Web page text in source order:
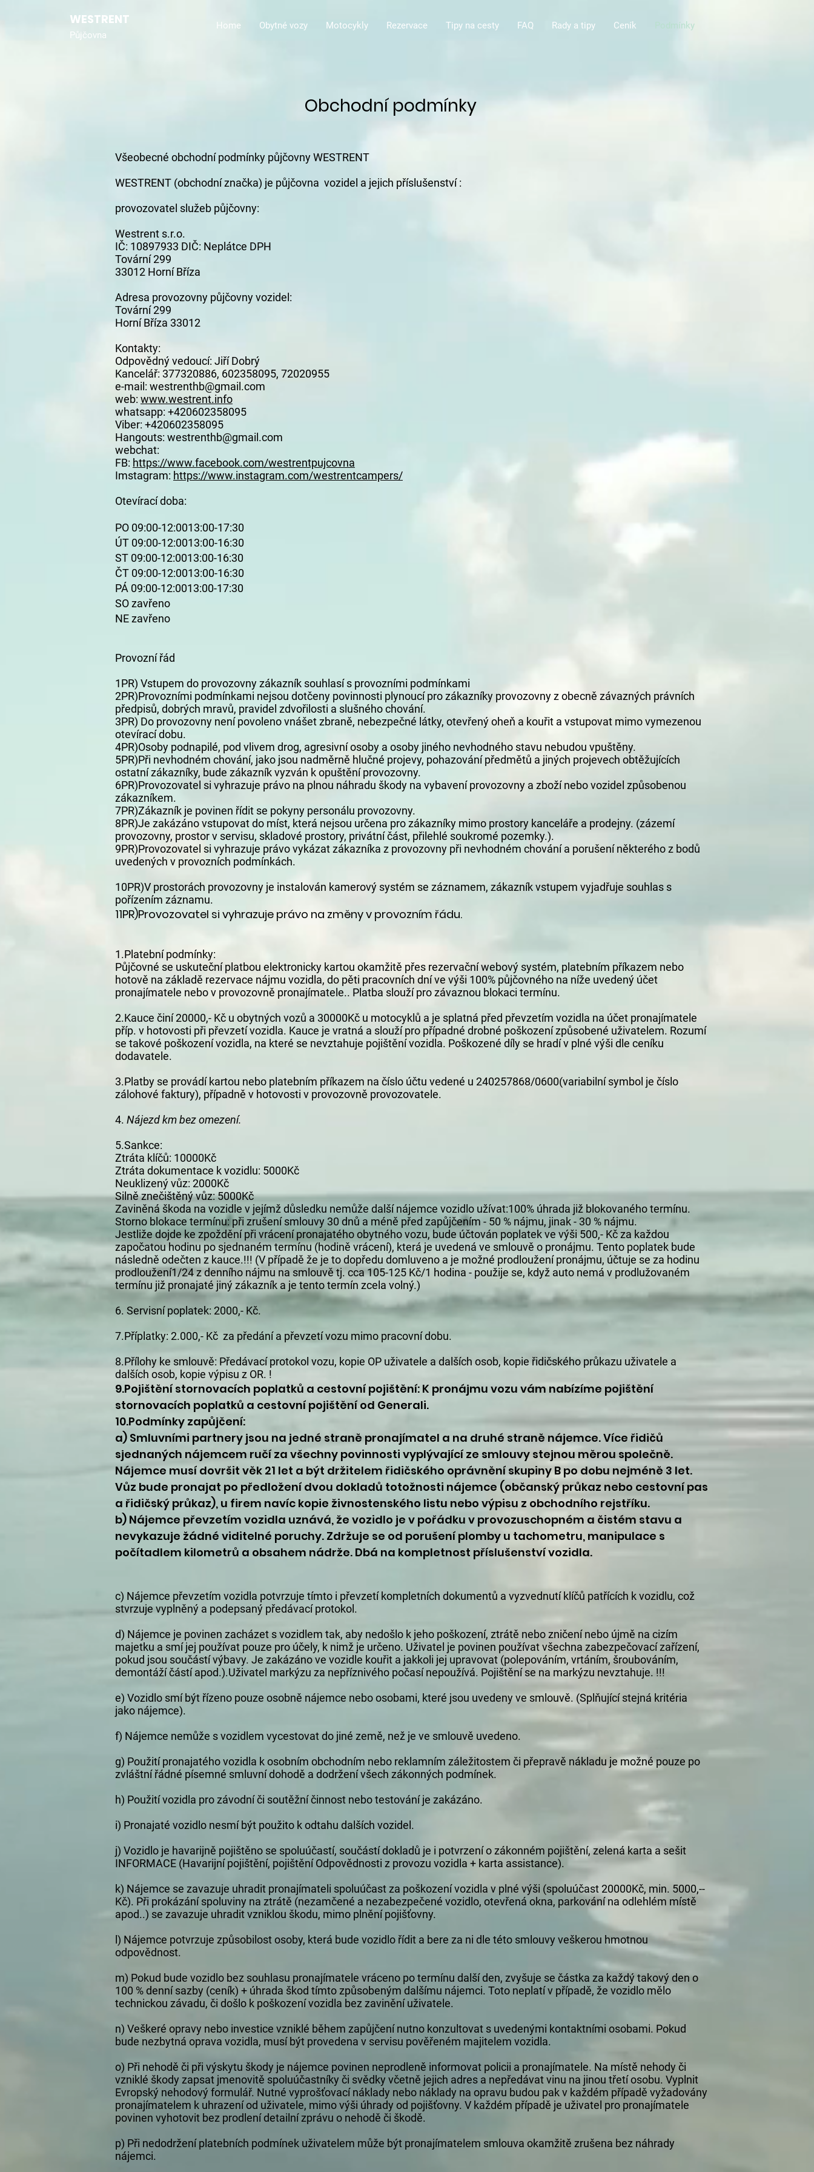
WESTRENT
Půjčovna
Home Obytné vozy Motocykly Rezervace Tipy na cesty FAQ Rady a tipy Ceník Podmínky
Obchodní podmínky
Všeobecné obchodní podmínky půjčovny WESTRENT
WESTRENT (obchodní značka) je půjčovna vozidel a jejich příslušenství :
provozovatel služeb půjčovny:
Westrent s.r.o.
IČ: 10897933 DIČ: Neplátce DPH
Tovární 299
33012 Horní Bříza
Adresa provozovny půjčovny vozidel:
Tovární 299
Horní Bříza 33012
Kontakty:
Odpovědný vedoucí: Jiří Dobrý
Kancelář: 377320886, 602358095, 72020955
e-mail: westrenthb@gmail.com
web: www.westrent.info
whatsapp: +420602358095
Viber: +420602358095
Hangouts: westrenthb@gmail.com
webchat:
FB: https://www.facebook.com/westrentpujcovna
Imstagram: https://www.instagram.com/westrentcampers/
Otevírací doba:
PO 09:00-12:0013:00-17:30
ÚT 09:00-12:0013:00-16:30
ST 09:00-12:0013:00-16:30
ČT 09:00-12:0013:00-16:30
PÁ 09:00-12:0013:00-17:30
SO zavřeno
NE zavřeno
Provozní řád
1PR) Vstupem do provozovny zákazník souhlasí s provozními podmínkami
2PR)Provozními podmínkami nejsou dotčeny povinnosti plynoucí pro zákazníky provozovny z obecně závazných právních
předpisů, dobrých mravů, pravidel zdvořilosti a slušného chování.
3PR) Do provozovny není povoleno vnášet zbraně, nebezpečné látky, otevřený oheň a kouřit a vstupovat mimo vymezenou
otevírací dobu.
4PR)Osoby podnapilé, pod vlivem drog, agresivní osoby a osoby jiného nevhodného stavu nebudou vpuštěny.
5PR)Při nevhodném chování, jako jsou nadměrně hlučné projevy, pohazování předmětů a jiných projevech obtěžujících
ostatní zákazníky, bude zákazník vyzván k opuštění provozovny.
6PR)Provozovatel si vyhrazuje právo na plnou náhradu škody na vybavení provozovny a zboží nebo vozidel způsobenou
zákazníkem.
7PR)Zákazník je povinen řídit se pokyny personálu provozovny.
8PR)Je zakázáno vstupovat do míst, která nejsou určena pro zákazníky mimo prostory kanceláře a prodejny. (zázemí
provozovny, prostor v servisu, skladové prostory, privátní část, přilehlé soukromé pozemky.).
9PR)Provozovatel si vyhrazuje právo vykázat zákazníka z provozovny při nevhodném chování a porušení některého z bodů
uvedených v provozních podmínkách.
10PR)V prostorách provozovny je instalován kamerový systém se záznamem, zákazník vstupem vyjadřuje souhlas s
pořízením záznamu.
11PR)Provozovatel si vyhrazuje právo na změny v provozním řádu.
1.Platební podmínky:
Půjčovné se uskuteční platbou elektronicky kartou okamžitě přes rezervační webový systém, platebním příkazem nebo
hotově na základě rezervace nájmu vozidla, do pěti pracovních dní ve výši 100% půjčovného na níže uvedený účet
pronajímatele nebo v provozovně pronajímatele.. Platba slouží pro závaznou blokaci termínu.
2.Kauce činí 20000,- Kč u obytných vozů a 30000Kč u motocyklů a je splatná před převzetím vozidla na účet pronajímatele
příp. v hotovosti při převzetí vozidla. Kauce je vratná a slouží pro případné drobné poškození způsobené uživatelem. Rozumí
se takové poškození vozidla, na které se nevztahuje pojištění vozidla. Poškozené díly se hradí v plné výši dle ceníku
dodavatele.
3.Platby se provádí kartou nebo platebním příkazem na číslo účtu vedené u 240257868/0600(variabilní symbol je číslo
zálohové faktury), případně v hotovosti v provozovně provozovatele.
4. Nájezd km bez omezení.
5.Sankce:
Ztráta klíčů: 10000Kč
Ztráta dokumentace k vozidlu: 5000Kč
Neuklizený vůz: 2000Kč
Silně znečištěný vůz: 5000Kč
Zaviněná škoda na vozidle v jejímž důsledku nemůže další nájemce vozidlo užívat:100% úhrada již blokovaného termínu.
Storno blokace termínu: při zrušení smlouvy 30 dnů a méně před zapůjčením - 50 % nájmu, jinak - 30 % nájmu.
Jestliže dojde ke zpoždění při vrácení pronajatého obytného vozu, bude účtován poplatek ve výši 500,- Kč za každou
započatou hodinu po sjednaném termínu (hodině vrácení), která je uvedená ve smlouvě o pronájmu. Tento poplatek bude
následně odečten z kauce.!!! (V případě že je to dopředu domluveno a je možné prodloužení pronájmu, účtuje se za hodinu
prodloužení1/24 z denního nájmu na smlouvě tj. cca 105-125 Kč/1 hodina - použije se, když auto nemá v prodlužovaném
termínu již pronajaté jiný zákazník a je tento termín zcela volný.)
6. Servisní poplatek: 2000,- Kč.
7.Příplatky: 2.000,- Kč za předání a převzetí vozu mimo pracovní dobu.
8.Přílohy ke smlouvě: Předávací protokol vozu, kopie OP uživatele a dalších osob, kopie řidičského průkazu uživatele a
dalších osob, kopie výpisu z OR. !
9.Pojištění stornovacích poplatků a cestovní pojištění: K pronájmu vozu vám nabízíme pojištění
stornovacích poplatků a cestovní pojištění od Generali.
10.Podmínky zapůjčení:
a) Smluvními partnery jsou na jedné straně pronajímatel a na druhé straně nájemce. Více řidičů
sjednaných nájemcem ručí za všechny povinnosti vyplývající ze smlouvy stejnou měrou společně.
Nájemce musí dovršit věk 21 let a být držitelem řidičského oprávnění skupiny B po dobu nejméně 3 let.
Vůz bude pronajat po předložení dvou dokladů totožnosti nájemce (občanský průkaz nebo cestovní pas
a řidičský průkaz), u firem navíc kopie živnostenského listu nebo výpisu z obchodního rejstříku.
b) Nájemce převzetím vozidla uznává, že vozidlo je v pořádku v provozuschopném a čistém stavu a
nevykazuje žádné viditelné poruchy. Zdržuje se od porušení plomby u tachometru, manipulace s
počítadlem kilometrů a obsahem nádrže. Dbá na kompletnost příslušenství vozidla.
c) Nájemce převzetím vozidla potvrzuje tímto i převzetí kompletních dokumentů a vyzvednutí klíčů patřících k vozidlu, což
stvrzuje vyplněný a podepsaný předávací protokol.
d) Nájemce je povinen zacházet s vozidlem tak, aby nedošlo k jeho poškození, ztrátě nebo zničení nebo újmě na cizím
majetku a smí jej používat pouze pro účely, k nimž je určeno. Uživatel je povinen používat všechna zabezpečovací zařízení,
pokud jsou součástí výbavy. Je zakázáno ve vozidle kouřit a jakkoli jej upravovat (polepováním, vrtáním, šroubováním,
demontáží částí apod.).Uživatel markýzu za nepříznivého počasí nepoužívá. Pojištění se na markýzu nevztahuje. !!!
e) Vozidlo smí být řízeno pouze osobně nájemce nebo osobami, které jsou uvedeny ve smlouvě. (Splňující stejná kritéria
jako nájemce).
f) Nájemce nemůže s vozidlem vycestovat do jiné země, než je ve smlouvě uvedeno.
g) Použití pronajatého vozidla k osobním obchodním nebo reklamním záležitostem či přepravě nákladu je možné pouze po
zvláštní řádné písemné smluvní dohodě a dodržení všech zákonných podmínek.
h) Použití vozidla pro závodní či soutěžní činnost nebo testování je zakázáno.
i) Pronajaté vozidlo nesmí být použito k odtahu dalších vozidel.
j) Vozidlo je havarijně pojištěno se spoluúčastí, součástí dokladů je i potvrzení o zákonném pojištění, zelená karta a sešit
INFORMACE (Havarijní pojištění, pojištění Odpovědnosti z provozu vozidla + karta assistance).
k) Nájemce se zavazuje uhradit pronajímateli spoluúčast za poškození vozidla v plné výši (spoluúčast 20000Kč, min. 5000,--
Kč). Při prokázání spoluviny na ztrátě (nezamčené a nezabezpečené vozidlo, otevřená okna, parkování na odlehlém místě
apod..) se zavazuje uhradit vzniklou škodu, mimo plnění pojišťovny.
l) Nájemce potvrzuje způsobilost osoby, která bude vozidlo řídit a bere za ni dle této smlouvy veškerou hmotnou
odpovědnost.
m) Pokud bude vozidlo bez souhlasu pronajímatele vráceno po termínu další den, zvyšuje se částka za každý takový den o
100 % denní sazby (ceník) + úhrada škod tímto způsobeným dalšímu nájemci. Toto neplatí v případě, že vozidlo mělo
technickou závadu, či došlo k poškození vozidla bez zavinění uživatele.
n) Veškeré opravy nebo investice vzniklé během zapůjčení nutno konzultovat s uvedenými kontaktními osobami. Pokud
bude nezbytná oprava vozidla, musí být provedena v servisu pověřeném majitelem vozidla.
o) Při nehodě či při výskytu škody je nájemce povinen neprodleně informovat policii a pronajímatele. Na místě nehody či
vzniklé škody zapsat jmenovitě spoluúčastníky či svědky včetně jejich adres a nepředávat vinu na jinou třetí osobu. Vyplnit
Evropský nehodový formulář. Nutné vyprošťovací náklady nebo náklady na opravu budou pak v každém případě vyžadovány
pronajímatelem k uhrazení od uživatele, mimo výši úhrady od pojišťovny. V každém případě je uživatel pro pronajímatele
povinen vyhotovit bez prodlení detailní zprávu o nehodě či škodě.
p) Při nedodržení platebních podmínek uživatelem může být pronajímatelem smlouva okamžitě zrušena bez náhrady
nájemci.